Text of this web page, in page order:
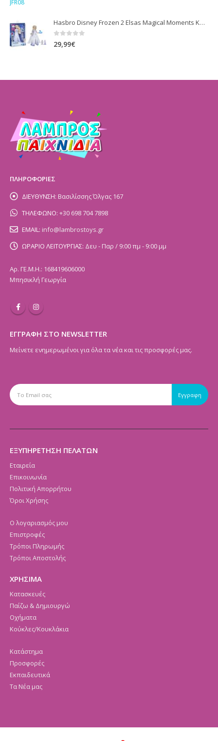
Hasbro Disney Frozen 2 Elsas Magical Moments Κούκλα Με Ήχους Φράσεις (F2230)
0 out of 5
29,99€
ΠΛΗΡΟΦΟΡΙΕΣ
ΔΙΕΥΘΥΝΣΗ: Βασιλίσσης Όλγας 167
ΤΗΛΕΦΩΝΟ: +30 698 704 7898
EMAIL: info@lambrostoys.gr
ΩΡΑΡΙΟ ΛΕΙΤΟΥΡΓΙΑΣ: Δευ - Παρ / 9:00 πμ - 9:00 μμ
Αρ. ΓΕ.Μ.Η.: 168419606000
Μπησικλή Γεωργία
ΕΓΓΡΑΦΗ ΣΤΟ NEWSLETTER
Μείνετε ενημερωμένοι για όλα τα νέα και τις προσφορές μας.
ΕΞΥΠΗΡΕΤΗΣΗ ΠΕΛΑΤΩΝ
Εταιρεία
Επικοινωνία
Πολιτική Απορρήτου
Όροι Χρήσης
Ο λογαριασμός μου
Επιστροφές
Τρόποι Πληρωμής
Τρόποι Αποστολής
ΧΡΗΣΙΜΑ
Κατασκευές
Παίζω & Δημιουργώ
Οχήματα
Κούκλες/Κουκλάκια
Κατάστημα
Προσφορές
Εκπαιδευτικά
Τα Νέα μας